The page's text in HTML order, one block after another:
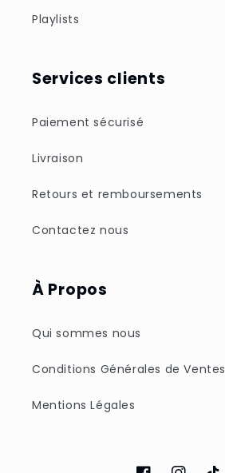
Playlists
Services clients
Paiement sécurisé
Livraison
Retours et remboursements
Contactez nous
À Propos
Qui sommes nous
Conditions Générales de Ventes
Mentions Légales